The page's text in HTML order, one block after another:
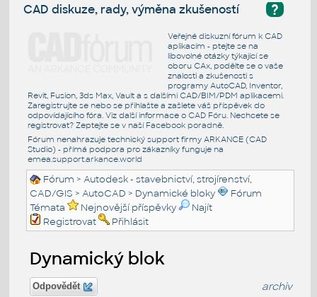
?
CAD diskuze, rady, výměna zkušeností
Veřejné diskuzní fórum k CAD
aplikacím - ptejte se na
libovolné otázky týkající se
oboru CAx, podělte se o vaše
znalosti a zkušenosti s
programy AutoCAD, Inventor,
Revit, Fusion, 3ds Max, Vault a s dalšími CAD/BIM/PDM aplikacemi.
Zaregistrujte se nebo se přihlašte a zašlete váš příspěvek do
odpovídajícího fóra. Viz další informace o CAD Fóru. Nechcete se
registrovat? Zeptejte se v naší Facebook poradně.
Fórum nenahrazuje technický support firmy ARKANCE (CAD
Studio) - přímá podpora pro zákazníky funguje na
emea.support.arkance.world
Fórum >Autodesk - stavebnictví, strojírenství,
CAD/GIS >AutoCAD > Dynamické bloky
Fórum
Témata
Nejnovější příspěvky
Najít
Registrovat
Přihlásit
Dynamický blok
Odpovědět archiv